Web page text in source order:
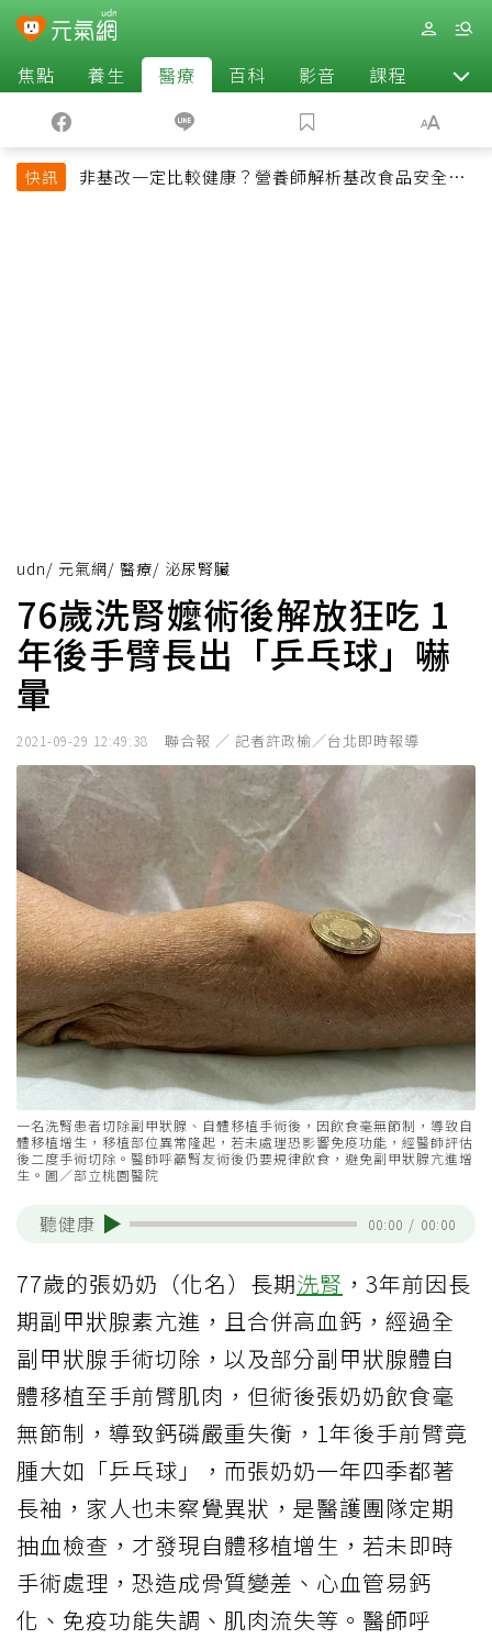
焦點 養生 醫療 百科 影音 課程 退休
快訊
非基改一定比較健康？營養師解析基改食品安全性
udn/ 元氣網/ 醫療/ 泌尿腎臟
76歲洗腎嬤術後解放狂吃 1
年後手臂長出「乒乓球」嚇
暈
2021-09-29 12:49:38 聯合報 ／ 記者許政榆／台北即時報導
一名洗腎患者切除副甲狀腺、自體移植手術後，因飲食毫無節制，導致自
體移植增生，移植部位異常隆起，若未處理恐影響免疫功能，經醫師評估
後二度手術切除。醫師呼籲腎友術後仍要規律飲食，避免副甲狀腺亢進增
生。圖／部立桃園醫院
聽健康 00:00 / 00:00
77歲的張奶奶（化名）長期洗腎 ，3年前因長
期副甲狀腺素亢進，且合併高血鈣，經過全
副甲狀腺手術切除，以及部分副甲狀腺體自
體移植至手前臂肌肉，但術後張奶奶飲食毫
無節制，導致鈣磷嚴重失衡，1年後手前臂竟
腫大如「乒乓球」，而張奶奶一年四季都著
長袖，家人也未察覺異狀，是醫護團隊定期
抽血檢查，才發現自體移植增生，若未即時
手術處理，恐造成骨質變差、心血管易鈣
化、免疫功能失調、肌肉流失等。醫師呼